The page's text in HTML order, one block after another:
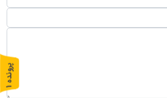
پ
ر
و
ن
د
ه
1